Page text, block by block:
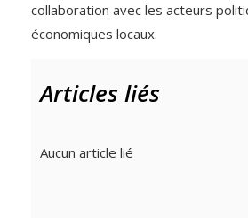
collaboration avec les acteurs
économiques locaux.
Articles liés
Aucun article lié